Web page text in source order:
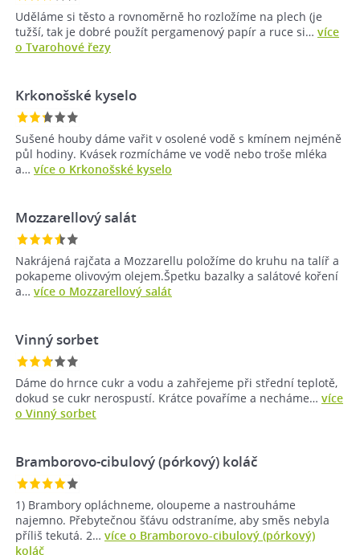
Uděláme si těsto a rovnoměrně ho rozložíme na plech (je
tužší, tak je dobré použít pergamenový papír a ruce si… více
o Tvarohové řezy
Krkonošské kyselo
Sušené houby dáme vařit v osolené vodě s kmínem nejméně
půl hodiny. Kvásek rozmícháme ve vodě nebo troše mléka
a… více o Krkonošské kyselo
Mozzarellový salát
Nakrájená rajčata a Mozzarellu položíme do kruhu na talíř a
pokapeme olivovým olejem.Špetku bazalky a salátové koření
a… více o Mozzarellový salát
Vinný sorbet
Dáme do hrnce cukr a vodu a zahřejeme při střední teplotě,
dokud se cukr nerospustí. Krátce povaříme a necháme… více
o Vinný sorbet
Bramborovo-cibulový (pórkový) koláč
1) Brambory opláchneme, oloupeme a nastrouháme
najemno. Přebytečnou šťávu odstraníme, aby směs nebyla
příliš tekutá. 2… více o Bramborovo-cibulový (pórkový)
koláč